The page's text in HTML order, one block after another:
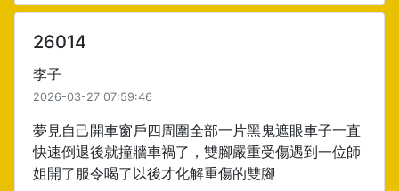
26014
李子
2026-03-27 07:59:46
夢見自己開車窗戶四周圍全部一片黑鬼遮眼車子一直
快速倒退後就撞牆車禍了，雙腳嚴重受傷遇到一位師
姐開了服令喝了以後才化解重傷的雙腳